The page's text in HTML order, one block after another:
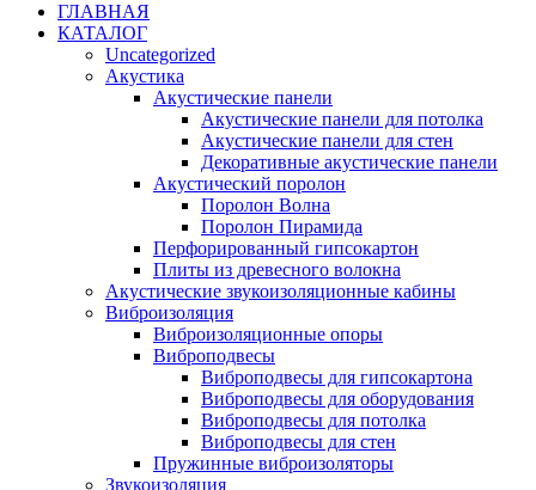
ГЛАВНАЯ
КАТАЛОГ
Uncategorized
Акустика
Акустические панели
Акустические панели для потолка
Акустические панели для стен
Декоративные акустические панели
Акустический поролон
Поролон Волна
Поролон Пирамида
Перфорированный гипсокартон
Плиты из древесного волокна
Акустические звукоизоляционные кабины
Виброизоляция
Виброизоляционные опоры
Виброподвесы
Виброподвесы для гипсокартона
Виброподвесы для оборудования
Виброподвесы для потолка
Виброподвесы для стен
Пружинные виброизоляторы
Звукоизоляция